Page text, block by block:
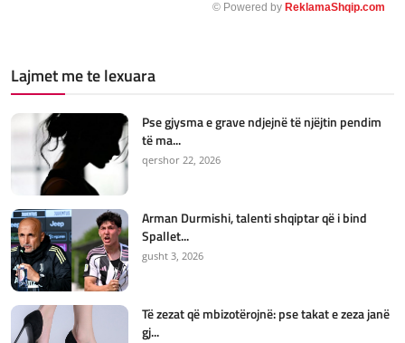
© Powered by ReklamaShqip.com
Lajmet me te lexuara
Pse gjysma e grave ndjejnë të njëjtin pendim
të ma...
qershor 22, 2026
Arman Durmishi, talenti shqiptar që i bind
Spallet...
gusht 3, 2026
Të zezat që mbizotërojnë: pse takat e zeza janë
gj...